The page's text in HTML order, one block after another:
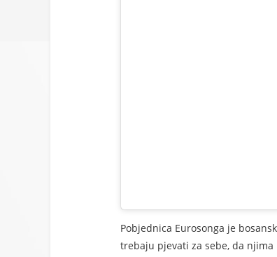
Pobjednica Eurosonga je
trebaju pjevati za sebe, da